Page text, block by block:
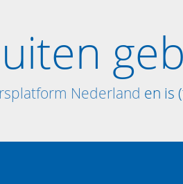
Nederland en is